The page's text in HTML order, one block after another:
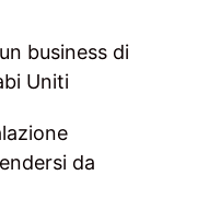
business di
Uniti
da